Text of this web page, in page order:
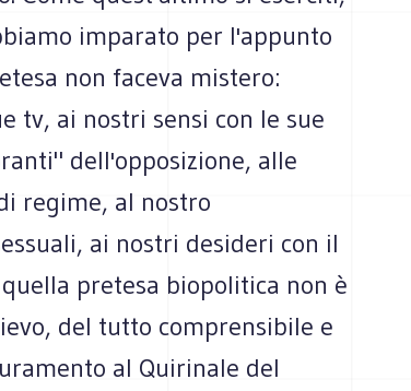
imparato per l'appunto
non faceva mistero:
tv, ai nostri sensi con le sue
dell'opposizione, alle
regime, al nostro
ai nostri desideri con il
pretesa biopolitica non è
del tutto comprensibile e
al Quirinale del